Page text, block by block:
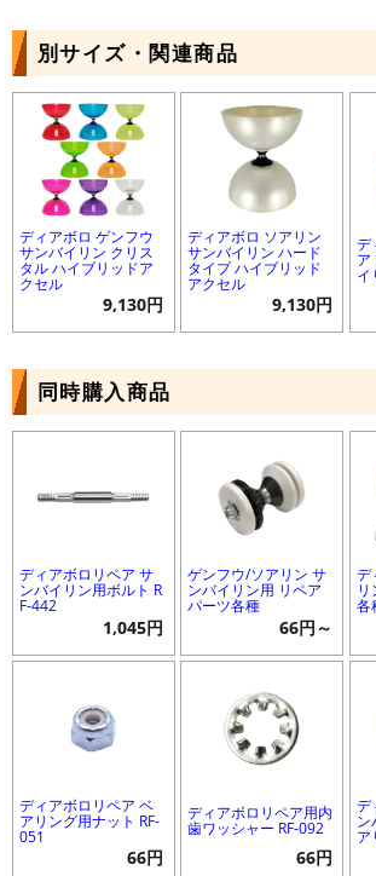
別サイズ・関連商品
ディアボロ ゲンフウ
サンバイリン クリス
タル ハイブリッドア
クセル
9,130円
ディアボロ ソアリン
サンバイリン ハード
タイプ ハイブリッド
アクセル
9,130円
デ
ア
イ
同時購入商品
ディアボロリペア サ
ンバイリン用ボルト R
F-442
1,045円
ゲンフウ/ソアリン サ
ンバイリン用 リペア
パーツ各種
66円～
デ
各
ディアボロリペア ベ
アリング用ナット RF-
051
66円
ディアボロリペア用内
歯ワッシャー RF-092
66円
デ
ン
ア